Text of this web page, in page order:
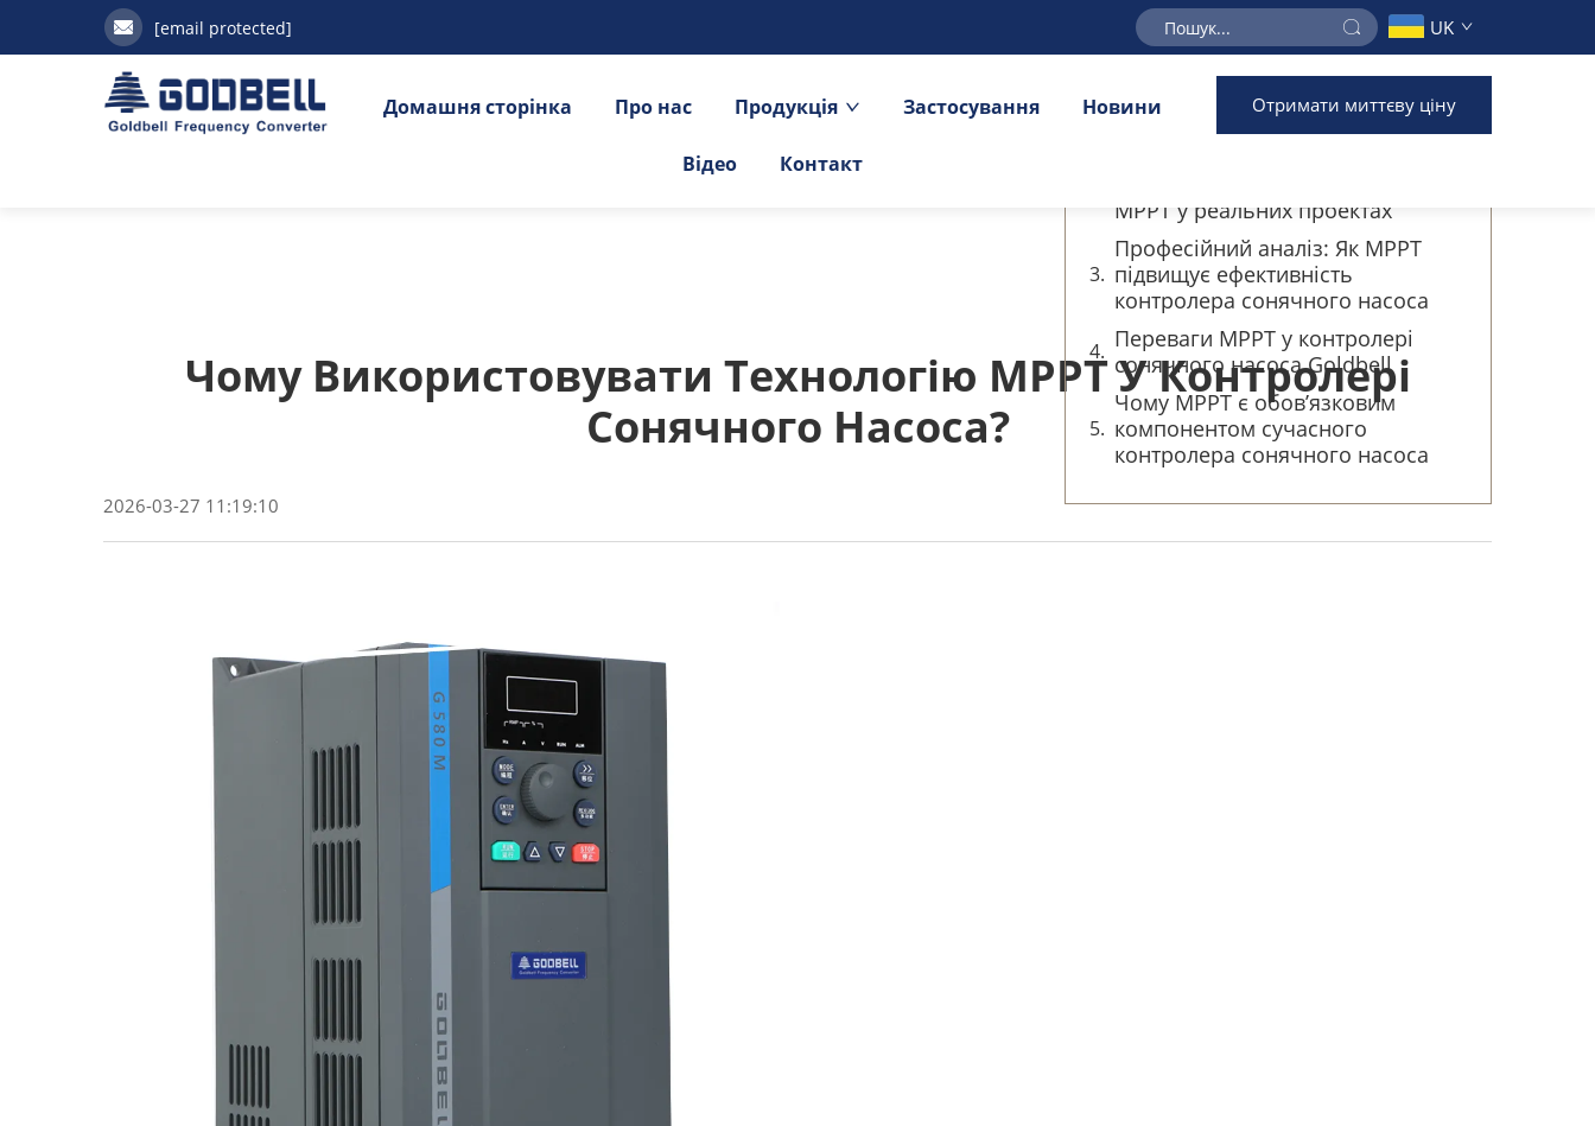
[email protected] UK
Домашня сторінка Про нас Продукція Застосування Новини
Відео Контакт
Отримати миттєву ціну
Чому Використовувати Технологію MPPT У Контролері
Сонячного Насоса?
2026-03-27 11:19:10
Зміст
Основна роль MPPT у контролері
MPPT у реальних проектах
Професійний аналіз: Як MPPT
підвищує ефективність
контролера сонячного насоса
Переваги MPPT у контролері
сонячного насоса Goldbell
Чому MPPT є обов’язковим
компонентом сучасного
контролера сонячного насоса